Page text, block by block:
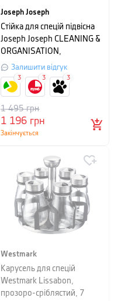
Joseph Joseph
Стійка для спецій підвісна
Joseph Joseph CLEANING &
ORGANISATION,
9x32x13,5 см, сірий
Залишити відгук
1 196 грн
1 495грн
Закінчується
3 3 3
Westmark
Карусель для спецій
Westmark Lissabon,
прозоро-сріблястий, 7